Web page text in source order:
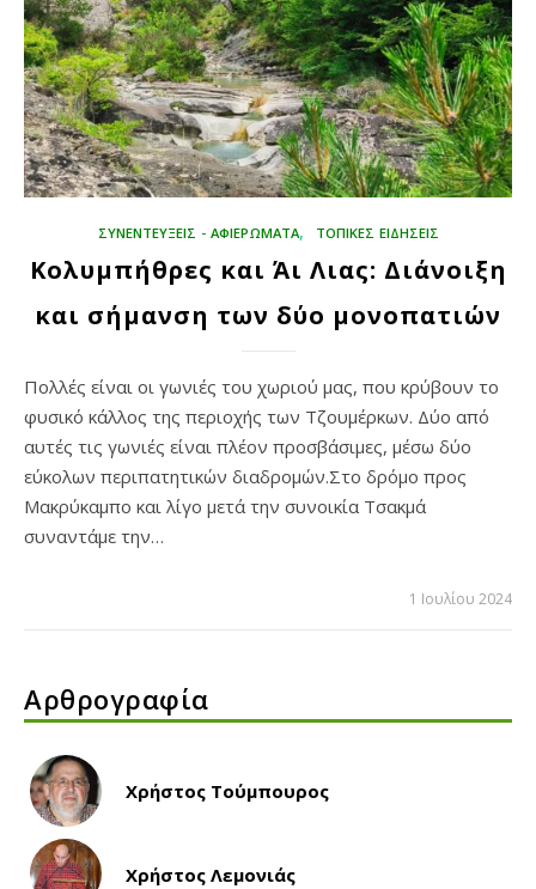
ΣΥΝΕΝΤΕΥΞΕΙΣ - ΑΦΙΕΡΩΜΑΤΑ, ΤΟΠΙΚΕΣ ΕΙΔΗΣΕΙΣ
Κολυμπήθρες και Άι Λιας: Διάνοιξη
και σήμανση των δύο μονοπατιών
Πολλές είναι οι γωνιές του χωριού μας, που κρύβουν το
φυσικό κάλλος της περιοχής των Τζουμέρκων. Δύο από
αυτές τις γωνιές είναι πλέον προσβάσιμες, μέσω δύο
εύκολων περιπατητικών διαδρομών.Στο δρόμο προς
Μακρύκαμπο και λίγο μετά την συνοικία Τσακμά
συναντάμε την…
1 Ιουλίου 2024
Αρθρογραφία
Χρήστος Τούμπουρος
Χρήστος Λεμονιάς